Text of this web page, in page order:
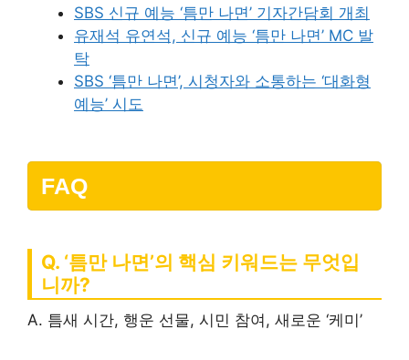
SBS 신규 예능 ‘틈만 나면’ 기자간담회 개최
유재석 유연석, 신규 예능 ‘틈만 나면’ MC 발
탁
SBS ‘틈만 나면’, 시청자와 소통하는 ‘대화형
예능’ 시도
FAQ
Q. ‘틈만 나면’의 핵심 키워드는 무엇입
니까?
A. 틈새 시간, 행운 선물, 시민 참여, 새로운 ‘케미’